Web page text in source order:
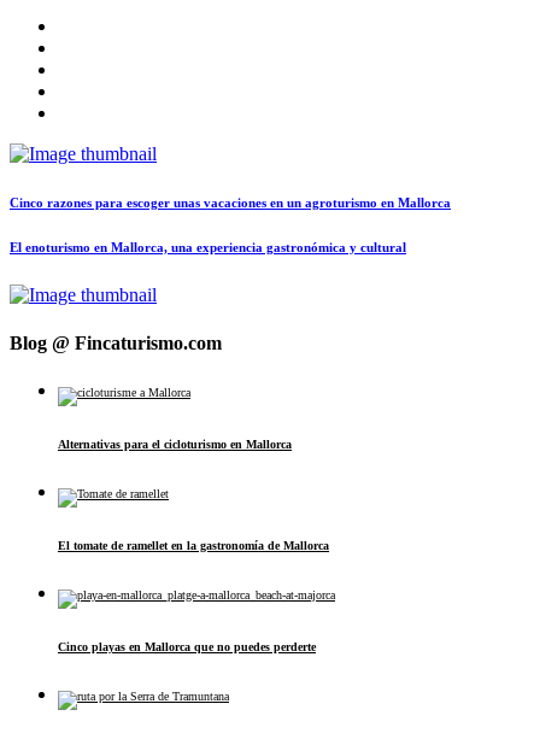
Cinco razones para escoger unas vacaciones en un agroturismo en Mallorca
El enoturismo en Mallorca, una experiencia gastronómica y cultural
Blog @ Fincaturismo.com
Alternativas para el cicloturismo en Mallorca
El tomate de ramellet en la gastronomía de Mallorca
Cinco playas en Mallorca que no puedes perderte